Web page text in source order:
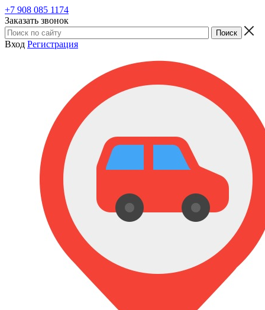
+7 908 085 1174
Заказать звонок
Вход Регистрация